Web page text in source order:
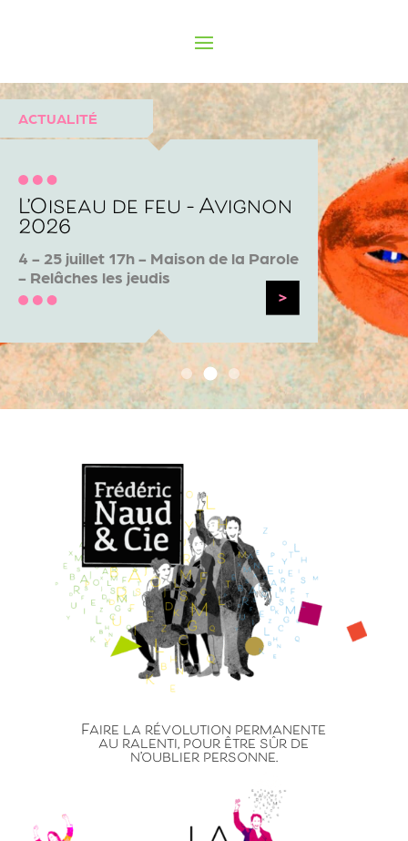
ACTUALITÉ
L’Oiseau de feu – Avignon
2026
4 - 25 juillet 17h - Maison de la Parole
- Relâches les jeudis
Faire la révolution permanente
au ralenti, pour être sûr de
n’oublier personne.